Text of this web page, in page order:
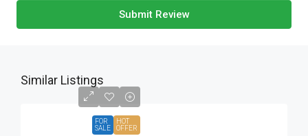
Submit Review
Similar Listings
FOR
SALE
HOT
OFFER